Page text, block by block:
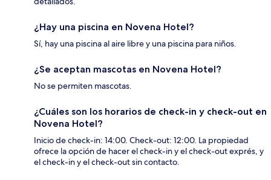
¿Hay una piscina en Novena Hotel?
Sí, hay una piscina al aire libre y una piscina para niños.
¿Se aceptan mascotas en Novena Hotel?
No se permiten mascotas.
¿Cuáles son los horarios de check-in y check-out en
Novena Hotel?
Inicio de check-in: 14:00. Check-out: 12:00. La propiedad
ofrece la opción de hacer el check-in y el check-out exprés, y
el check-in y el check-out sin contacto.